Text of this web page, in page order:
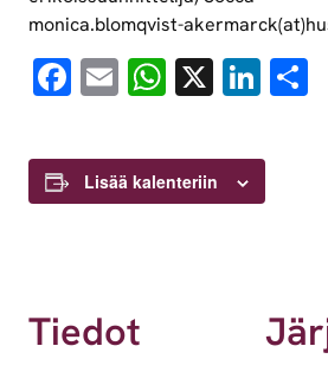
monica.blomqvist-
Facebook
EmailWhatsApp
X
Lisää kalenteriin
Tiedot